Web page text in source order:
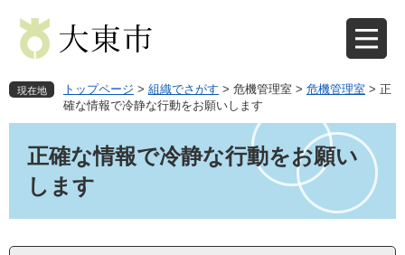
先
で
を
ば
へ
現在地 トップページ > 組織でさがす > 危機管理室 > 危機管理室 > 正
確な情報で冷静な行動をお願いします
正確な情報で冷静な行動をお願い
します